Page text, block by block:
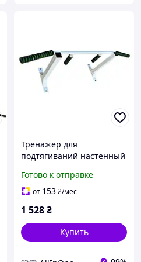
Тренажер для
подтягиваний настенный
белый, до 300 кг AllInOne
-market-without-queues-
Готово к отправке
от 153₴/мес
1 528₴
Купить